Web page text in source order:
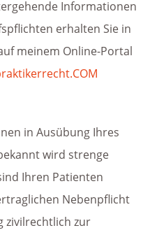
Informationen
erhalten Sie in
meinem Online-Portal
in Ausübung Ihres
wird strenge
Ihren Patienten
Nebenpflicht
zivilrechtlich zur